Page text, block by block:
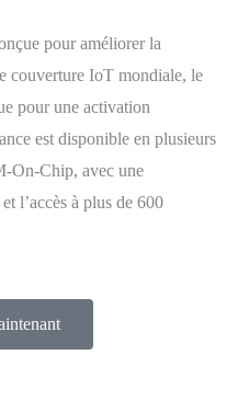
pour améliorer la
couverture IoT mondiale, le
pour une activation
est disponible en plusieurs
On-Chip, avec une
l’accès à plus de 600